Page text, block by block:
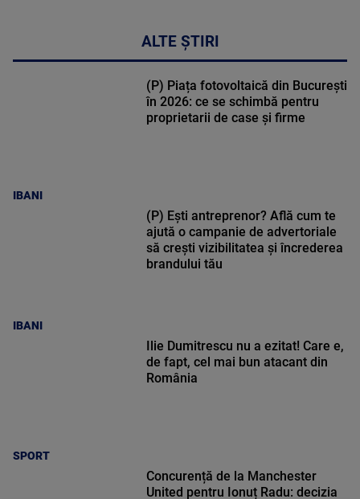
ALTE ȘTIRI
IBANI
(P) Piața fotovoltaică din București
în 2026: ce se schimbă pentru
proprietarii de case și firme
IBANI
(P) Ești antreprenor? Află cum te
ajută o campanie de advertoriale
să crești vizibilitatea și încrederea
brandului tău
SPORT
Ilie Dumitrescu nu a ezitat! Care e,
de fapt, cel mai bun atacant din
România
Concurență de la Manchester
United pentru Ionuț Radu: decizia